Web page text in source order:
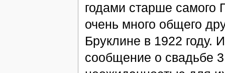
годами старше самого
очень много общего
Бруклине в 1922 году.
сообщение о свадьбе